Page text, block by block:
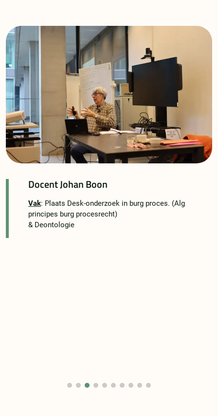
Docent Johan Boon
Vak: Plaats Desk-onderzoek in burg proces. (Alg
principes burg procesrecht)
& Deontologie